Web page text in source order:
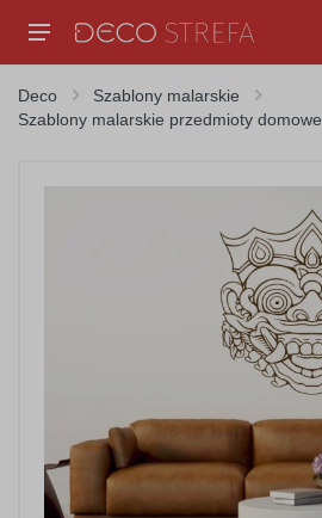
Deco
Szablony malarskie
Szablony malarskie przedmioty domowe